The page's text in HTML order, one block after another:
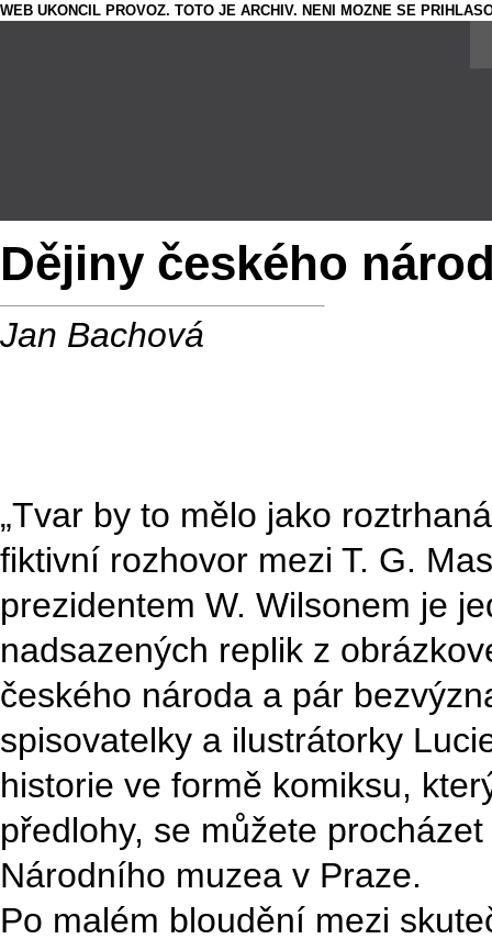
WEB UKONCIL PROVOZ. TOTO JE ARCHIV. NENI MOZNE SE
Dějiny českého
Jan Bachová
„Tvar by to mělo jako
fiktivní rozhovor mezi T. G.
prezidentem W. Wilsonem je
nadsazených replik z
českého národa a pár
spisovatelky a ilustrátorky
historie ve formě komiksu,
předlohy, se můžete
Národního muzea v Praze.
Po malém bloudění mezi